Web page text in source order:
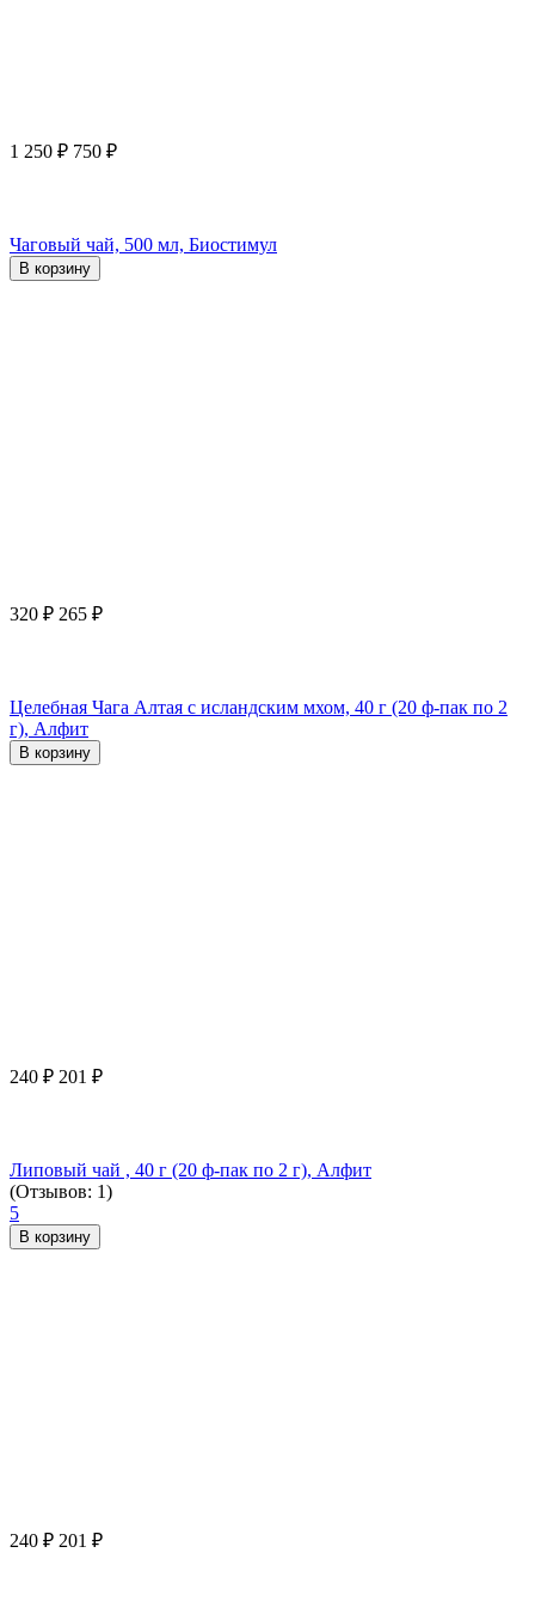
1 250 ₽ 750 ₽
Чаговый чай, 500 мл, Биостимул
В корзину
320 ₽ 265 ₽
Целебная Чага Алтая с исландским мхом, 40 г (20 ф-пак по 2
г), Алфит
В корзину
240 ₽ 201 ₽
Липовый чай , 40 г (20 ф-пак по 2 г), Алфит
(Отзывов: 1)
5
В корзину
240 ₽ 201 ₽